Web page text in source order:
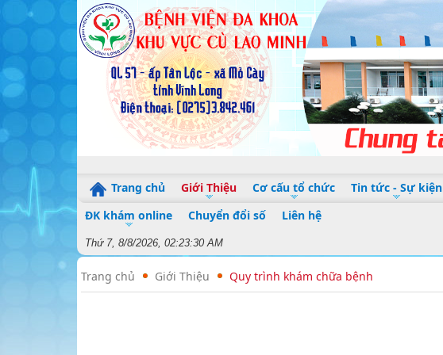
Trang chủ Giới Thiệu Cơ cấu tổ chức Tin tức - Sự kiện
ĐK khám online
Chuyển đổi số Liên hệ
Thứ 7, 8/8/2026, 02:23:30 AM
Trang chủ Giới Thiệu Quy trình khám chữa bệnh